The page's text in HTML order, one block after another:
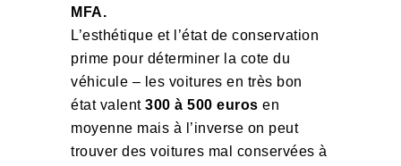
MFA.
L’esthétique et l’état de conservation
prime pour déterminer la cote du
véhicule – les voitures en très bon
état valent 300 à 500 euros en
moyenne mais à l’inverse on peut
trouver des voitures mal conservées à